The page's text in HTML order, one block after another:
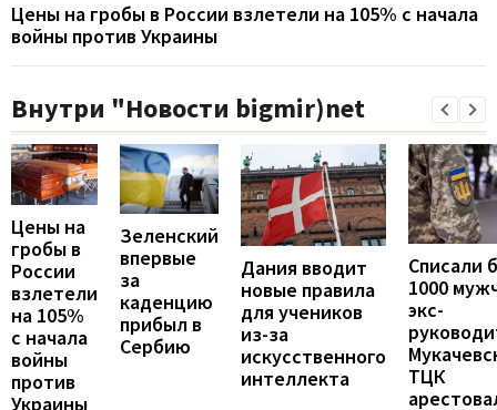
Цены на гробы в России взлетели на 105% с начала
войны против Украины
Внутри "Новости bigmir)net
Цены на
гробы в
России
взлетели
на 105%
с начала
войны
против
Украины
Зеленский
впервые
за
каденцию
прибыл в
Сербию
Дания вводит
новые правила
для учеников
из-за
искусственного
интеллекта
Списали
1000
экс-
ТЦК